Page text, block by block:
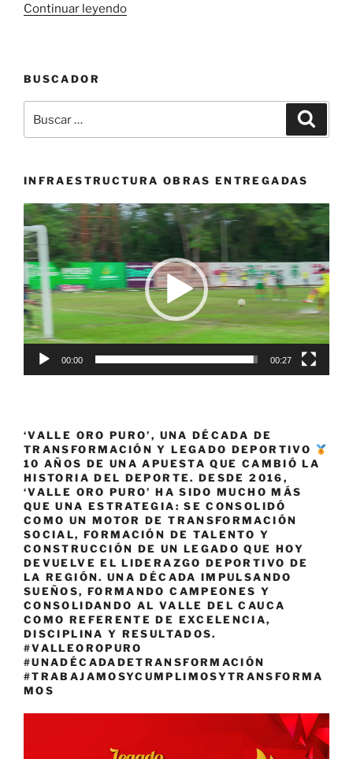
Continuar leyendo«BMX
pista
Restrepo’
Cartago»
BUSCADOR
por:
INFRAESTRUCTURA OBRAS ENTREGADAS
Reproductor
de
vídeo
00:00 00:27
‘VALLE ORO PURO’, UNA DÉCADA DE
TRANSFORMACIÓN Y LEGADO DEPORTIVO
10 AÑOS DE UNA APUESTA QUE CAMBIÓ LA
HISTORIA DEL DEPORTE. DESDE 2016,
‘VALLE ORO PURO’ HA SIDO MUCHO MÁS
QUE UNA ESTRATEGIA: SE CONSOLIDÓ
COMO UN MOTOR DE TRANSFORMACIÓN
SOCIAL, FORMACIÓN DE TALENTO Y
CONSTRUCCIÓN DE UN LEGADO QUE HOY
DEVUELVE EL LIDERAZGO DEPORTIVO DE
LA REGIÓN. UNA DÉCADA IMPULSANDO
SUEÑOS, FORMANDO CAMPEONES Y
CONSOLIDANDO AL VALLE DEL CAUCA
COMO REFERENTE DE EXCELENCIA,
DISCIPLINA Y RESULTADOS.
#VALLEOROPURO
#UNADÉCADADETRANSFORMACIÓN
#TRABAJAMOSYCUMPLIMOSYTRANSFORMA
MOS